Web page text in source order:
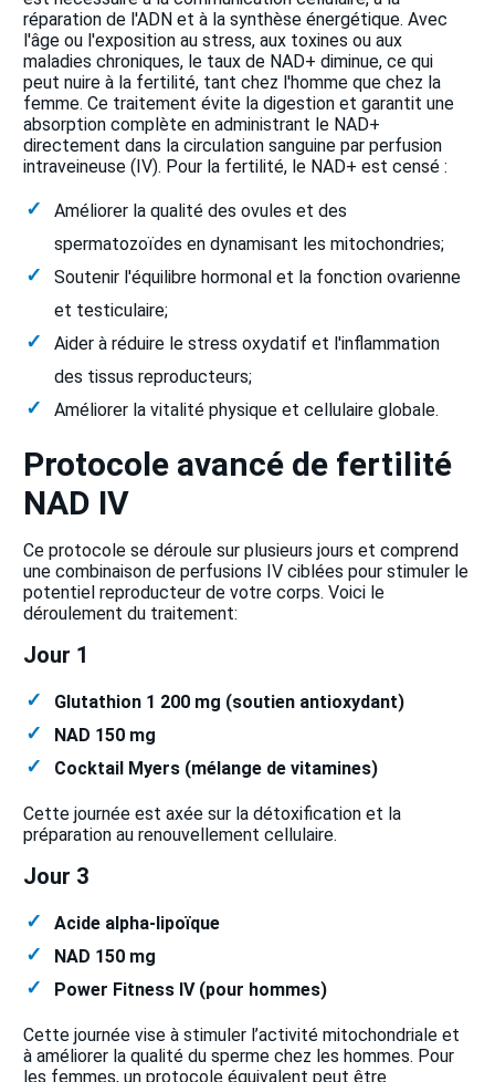
réparation de l'ADN et à la synthèse énergétique. Avec
l'âge ou l'exposition au stress, aux toxines ou aux
maladies chroniques, le taux de NAD+ diminue, ce qui
peut nuire à la fertilité, tant chez l'homme que chez la
femme. Ce traitement évite la digestion et garantit une
absorption complète en administrant le NAD+
directement dans la circulation sanguine par perfusion
intraveineuse (IV). Pour la fertilité, le NAD+ est censé :
Améliorer la qualité des ovules et des
spermatozoïdes en dynamisant les mitochondries;
Soutenir l'équilibre hormonal et la fonction ovarienne
et testiculaire;
Aider à réduire le stress oxydatif et l'inflammation
des tissus reproducteurs;
Améliorer la vitalité physique et cellulaire globale.
Protocole avancé de fertilité
NAD IV
Ce protocole se déroule sur plusieurs jours et comprend
une combinaison de perfusions IV ciblées pour stimuler le
potentiel reproducteur de votre corps. Voici le
déroulement du traitement:
Jour 1
Glutathion 1 200 mg (soutien antioxydant)
NAD 150 mg
Cocktail Myers (mélange de vitamines)
Cette journée est axée sur la détoxification et la
préparation au renouvellement cellulaire.
Jour 3
Acide alpha-lipoïque
NAD 150 mg
Power Fitness IV (pour hommes)
Cette journée vise à stimuler l’activité mitochondriale et
à améliorer la qualité du sperme chez les hommes. Pour
les femmes, un protocole équivalent peut être